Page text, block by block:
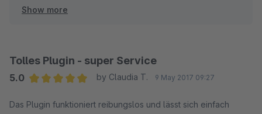
Mathias Bauer
Show more
Tolles Plugin - super Service
5.0
by Claudia T. 9 May 2017 09:27
Das Plugin funktioniert reibungslos und lässt sich einfach